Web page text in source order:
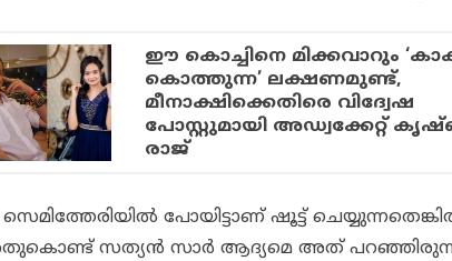
ഈ കൊച്ചിനെ മിക്കവാറും
കൊത്തുന്ന’ ലക്ഷണമുണ്ട്,
മീനാക്ഷിക്കെതിരെ വിദ്വേഷ
പോസ്റ്റുമായി അഡ്വക്കേറ്റ്
രാജ്
പോയിട്ടാണ് ഷൂട്ട്
സത്യന്‍ സാര്‍ ആദ്യമെ അത്